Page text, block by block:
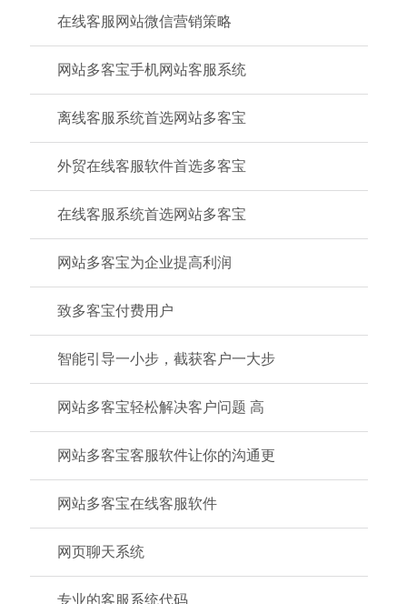
在线客服网站微信营销策略
网站多客宝手机网站客服系统
离线客服系统首选网站多客宝
外贸在线客服软件首选多客宝
在线客服系统首选网站多客宝
网站多客宝为企业提高利润
致多客宝付费用户
智能引导一小步，截获客户一大步
网站多客宝轻松解决客户问题 高
网站多客宝客服软件让你的沟通更
网站多客宝在线客服软件
网页聊天系统
专业的客服系统代码